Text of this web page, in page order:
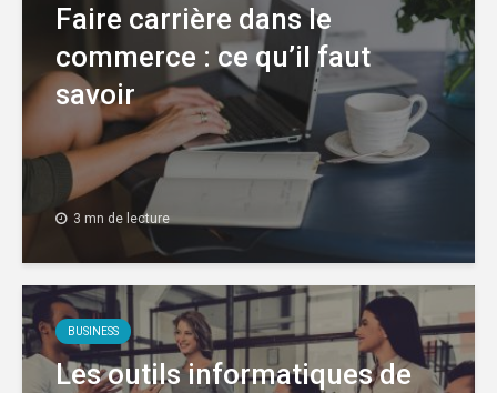
Faire carrière dans le
commerce : ce qu’il faut
savoir
3 mn de lecture
BUSINESS
Les outils informatiques de